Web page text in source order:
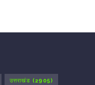
उत्तराखंड (2905)